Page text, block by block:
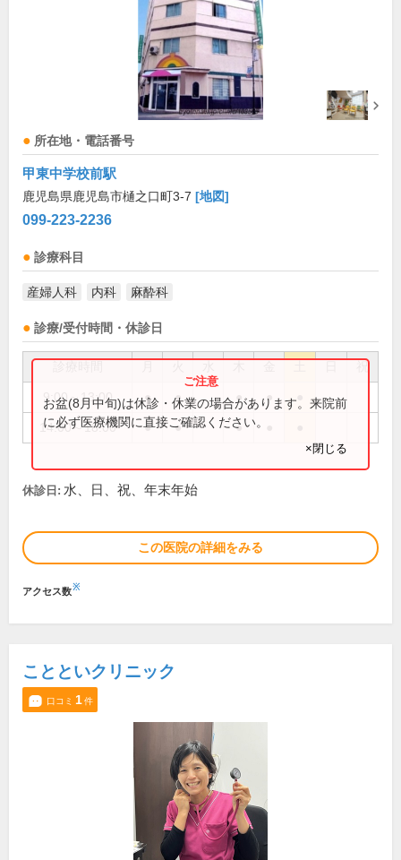
所在地・電話番号
甲東中学校前駅
鹿児島県鹿児島市樋之口町3-7 [地図]
099-223-2236
診療科目
産婦人科 内科 麻酔科
診療/受付時間・休診日
祝
9:00～13:00 ● ● ● ●
14:00～18:00 ● ● ●
お盆(8月中旬)は休診・休業の場合があります。来院前
に必ず医療機関に直接ご確認ください。
×閉じる
休診日: 水、日、祝、年末年始
この医院の詳細をみる
アクセス数※
ことといクリニック
口コミ 1件